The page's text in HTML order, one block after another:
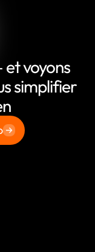
voyons
simplifier